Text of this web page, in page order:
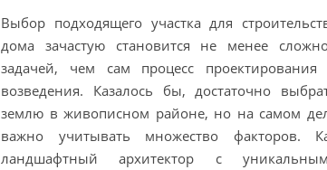
Выбор подходящего участка для
дома зачастую становится не менее
задачей, чем сам процесс
возведения. Казалось бы, достаточно
землю в живописном районе, но на самом
важно учитывать множество факторов.
ландшафтный архитектор с